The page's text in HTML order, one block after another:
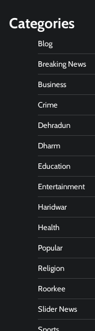
Categories
Blog
Breaking News
Business
Crime
Dehradun
Dharm
Education
Entertainment
Haridwar
Health
Popular
Religion
Roorkee
Slider News